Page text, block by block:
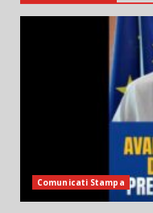
Comunicati Stampa